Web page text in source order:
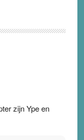
zijn Ype en